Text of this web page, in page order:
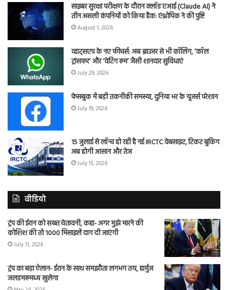
साइबर सुरक्षा परीक्षण के दौरान क्लॉड एआई (Claude AI) ने
तीन असली कंपनियों को किया हैक: एंथ्रोपिक ने की पुष्टि
August 1, 2026
व्हाट्सएप के नए फीचर्स: अब ब्राउजर से भी कॉलिंग, ‘कॉल
ट्रांसफर’ और ‘वेटिंग रूम’ जैसी शानदार सुविधाएं
July 29, 2026
फेसबुक में बड़ी तकनीकी समस्या, दुनिया भर के यूजर्स परेशान
July 19, 2026
15 जुलाई से लॉन्च हो रही है नई IRCTC वेबसाइट, टिकट बुकिंग
अब होगी आसान और तेज
July 15, 2026
वीडियो
ट्रंप की ईरान को सख्त चेतावनी, कहा- अगर मुझे मारने की
कोशिश की तो 1000 मिसाइलें दाग दी जाएंगी
July 11, 2026
ट्रंप का बड़ा ऐलान- ईरान के साथ समझौता लगभग तय, हार्मुज
जलडमरूमध्य खुलेगा